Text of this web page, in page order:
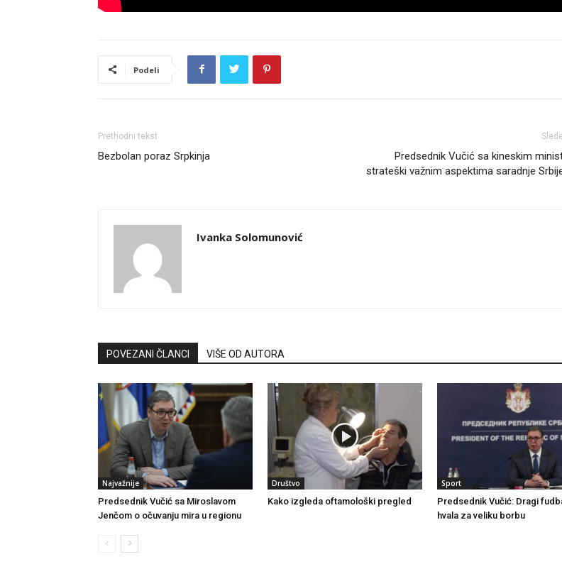
Podeli
Prethodni tekst
Bezbolan poraz Srpkinja
Predsednik Vučić sa kineskim
strateški važnim aspektima saradnje
Ivanka Solomunović
POVEZANI ČLANCI VIŠE OD AUTORA
Najvažnije
Predsednik Vučić sa Miroslavom
Jenčom o očuvanju mira u regionu
Društvo
Kako izgleda oftamološki pregled
Sport
Predsednik Vučić: Dragi
hvala za veliku borbu